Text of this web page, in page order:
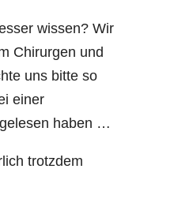
wissen? Wir
Chirurgen und
uns bitte so
einer
haben …
trotzdem